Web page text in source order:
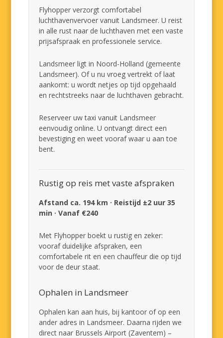
Flyhopper verzorgt comfortabel
luchthavenvervoer vanuit Landsmeer. U reist
in alle rust naar de luchthaven met een vaste
prijsafspraak en professionele service.
Landsmeer ligt in Noord-Holland (gemeente
Landsmeer). Of u nu vroeg vertrekt of laat
aankomt: u wordt netjes op tijd opgehaald
en rechtstreeks naar de luchthaven gebracht.
Reserveer uw taxi vanuit Landsmeer
eenvoudig online. U ontvangt direct een
bevestiging en weet vooraf waar u aan toe
bent.
Rustig op reis met vaste afspraken
Afstand ca. 194 km · Reistijd ±2 uur 35
min · Vanaf €240
Met Flyhopper boekt u rustig en zeker:
vooraf duidelijke afspraken, een
comfortabele rit en een chauffeur die op tijd
voor de deur staat.
Ophalen in Landsmeer
Ophalen kan aan huis, bij kantoor of op een
ander adres in Landsmeer. Daarna rijden we
direct naar Brussels Airport (Zaventem) –